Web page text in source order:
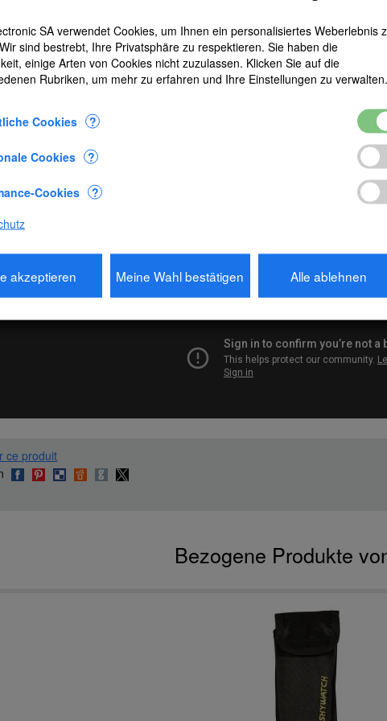
In
Angaben :
optimierter 54mm Horizontalimpeller
auf einem Stativ
(Knoten - mph - fps - km/h - m/s)
ce produit
Bezogene Produkte
SA verwendet Cookies, um Ihnen ein personalisiertes Weberlebnis
sind bestrebt, Ihre Privatsphäre zu respektieren. Sie haben die
einige Arten von Cookies nicht zuzulassen. Klicken Sie auf die
Rubriken, um mehr zu erfahren und Ihre Einstellungen zu verwalten.
Cookies ?
Cookies ?
Cookies
?
akzeptieren Meine Wahl bestätigen Alle ablehnen